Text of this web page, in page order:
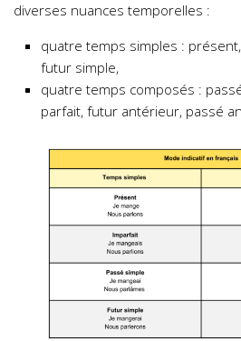
diverses nuances temporelles :
quatre temps simples :
futur simple,
quatre temps composés :
parfait, futur antérieur, passé